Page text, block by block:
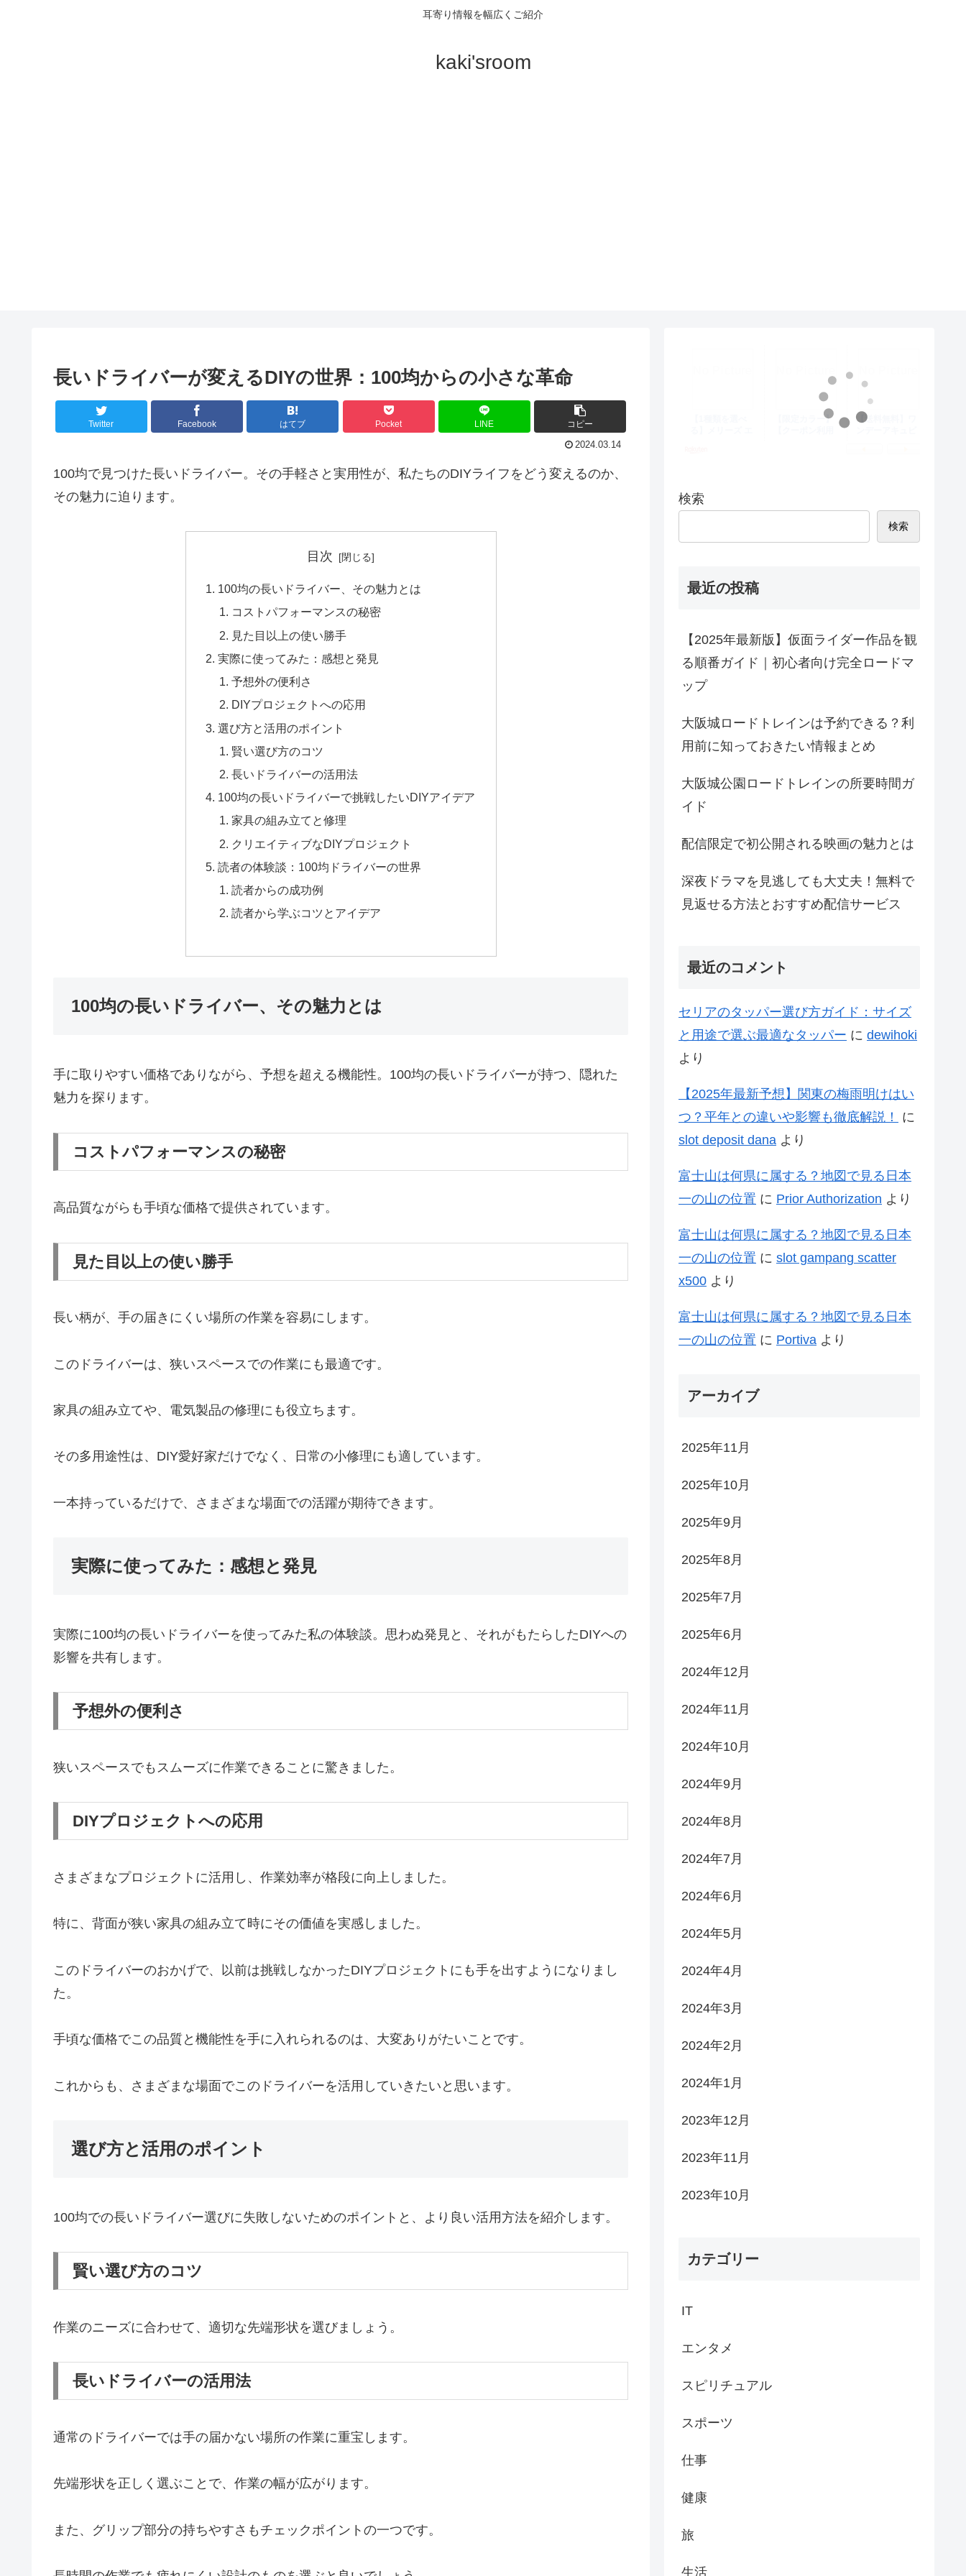
耳寄り情報を幅広くご紹介
kaki'sroom
長いドライバーが変えるDIYの世界：100均からの小さな革命
Twitter Facebook はてブ Pocket LINE コピー
2024.03.14
100均で見つけた長いドライバー。その手軽さと実用性が、私たちのDIYライフをどう変えるのか、
その魅力に迫ります。
目次
100均の長いドライバー、その魅力とは
コストパフォーマンスの秘密
見た目以上の使い勝手
実際に使ってみた：感想と発見
予想外の便利さ
DIYプロジェクトへの応用
選び方と活用のポイント
賢い選び方のコツ
長いドライバーの活用法
100均の長いドライバーで挑戦したいDIYアイデア
家具の組み立てと修理
クリエイティブなDIYプロジェクト
読者の体験談：100均ドライバーの世界
読者からの成功例
読者から学ぶコツとアイデア
100均の長いドライバー、その魅力とは
手に取りやすい価格でありながら、予想を超える機能性。100均の長いドライバーが持つ、隠れた
魅力を探ります。
コストパフォーマンスの秘密
高品質ながらも手頃な価格で提供されています。
見た目以上の使い勝手
長い柄が、手の届きにくい場所の作業を容易にします。
このドライバーは、狭いスペースでの作業にも最適です。
家具の組み立てや、電気製品の修理にも役立ちます。
その多用途性は、DIY愛好家だけでなく、日常の小修理にも適しています。
一本持っているだけで、さまざまな場面での活躍が期待できます。
実際に使ってみた：感想と発見
実際に100均の長いドライバーを使ってみた私の体験談。思わぬ発見と、それがもたらしたDIYへの
影響を共有します。
予想外の便利さ
狭いスペースでもスムーズに作業できることに驚きました。
DIYプロジェクトへの応用
さまざまなプロジェクトに活用し、作業効率が格段に向上しました。
特に、背面が狭い家具の組み立て時にその価値を実感しました。
このドライバーのおかげで、以前は挑戦しなかったDIYプロジェクトにも手を出すようになりまし
た。
手頃な価格でこの品質と機能性を手に入れられるのは、大変ありがたいことです。
これからも、さまざまな場面でこのドライバーを活用していきたいと思います。
選び方と活用のポイント
100均での長いドライバー選びに失敗しないためのポイントと、より良い活用方法を紹介します。
賢い選び方のコツ
作業のニーズに合わせて、適切な先端形状を選びましょう。
長いドライバーの活用法
通常のドライバーでは手の届かない場所の作業に重宝します。
先端形状を正しく選ぶことで、作業の幅が広がります。
また、グリップ部分の持ちやすさもチェックポイントの一つです。
検索
検索
最近の投稿
【2025年最新版】仮面ライダー作品を観
る順番ガイド｜初心者向け完全ロードマ
ップ
大阪城ロードトレインは予約できる？利
用前に知っておきたい情報まとめ
大阪城公園ロードトレインの所要時間ガ
イド
配信限定で初公開される映画の魅力とは
深夜ドラマを見逃しても大丈夫！無料で
見返せる方法とおすすめ配信サービス
最近のコメント
セリアのタッパー選び方ガイド：サイズ
と用途で選ぶ最適なタッパー に dewihoki
より
【2025年最新予想】関東の梅雨明けはい
つ？平年との違いや影響も徹底解説！
に
slot deposit dana より
富士山は何県に属する？地図で見る日本
一の山の位置 に Prior Authorization より
富士山は何県に属する？地図で見る日本
一の山の位置 に slot gampang scatter
x500 より
富士山は何県に属する？地図で見る日本
一の山の位置 に Portiva より
アーカイブ
2025年11月
2025年10月
2025年9月
2025年8月
2025年7月
2025年6月
2024年12月
2024年11月
2024年10月
2024年9月
2024年8月
2024年7月
2024年6月
2024年5月
2024年4月
2024年3月
2024年2月
2024年1月
2023年12月
2023年11月
2023年10月
カテゴリー
IT
エンタメ
スピリチュアル
スポーツ
仕事
健康
旅
生活